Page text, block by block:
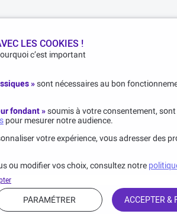
LES COOKIES !
c’est important
»sont nécessaires au bon
fondant »soumis à votre consentement,
pour mesurer notre audience.
votre expérience, vous adresser des
ou modifier vos choix, consultez notre
ACCEPTER &
PARAMÉTRER